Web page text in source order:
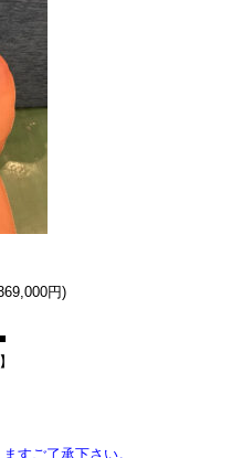
円)
すご了承下さい。